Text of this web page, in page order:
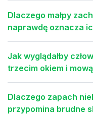
Dlaczego małpy
naprawdę oznacza
Jak wyglądałby
trzecim okiem i
Dlaczego zapach
przypomina brudne